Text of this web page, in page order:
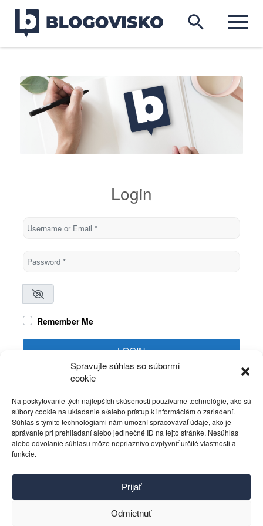
Spravujte súhlas so súbormi
cookie
Na poskytovanie tých najlepších skúseností používame technológie, ako sú
súbory cookie na ukladanie a/alebo prístup k informáciám o zariadení.
Súhlas s týmito technológiami nám umožní spracovávať údaje, ako je
správanie pri prehliadaní alebo jedinečné ID na tejto stránke. Nesúhlas
alebo odvolanie súhlasu môže nepriaznivo ovplyvniť určité vlastnosti a
funkcie.
Prijať
Odmietnuť
Login
Username or Email
Password*
Remember Me
LOGIN
Kontakt
Pravidlá používania